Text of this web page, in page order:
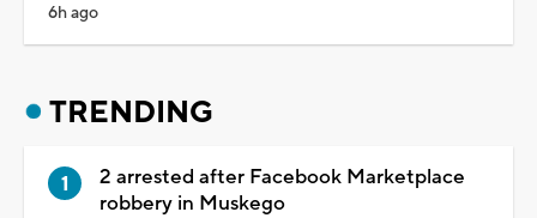
6h ago
TRENDING
2 arrested after Facebook Marketplace
robbery in Muskego